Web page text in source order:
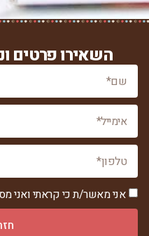
השאירו פרטים
אני מאשר/ת כי קראתי ואני